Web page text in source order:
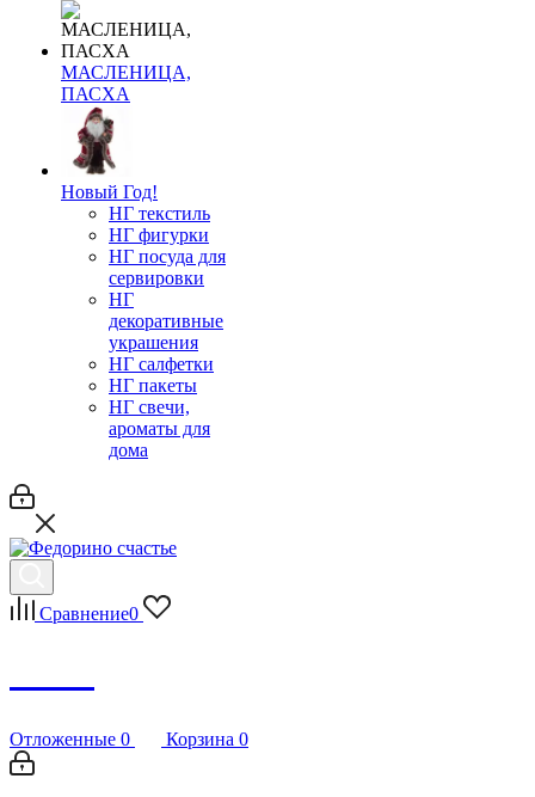
МАСЛЕНИЦА,
ПАСХА
Новый Год!
НГ текстиль
НГ фигурки
НГ посуда для
сервировки
НГ
декоративные
украшения
НГ салфетки
НГ пакеты
НГ свечи,
ароматы для
дома
Сравнение0
Отложенные 0 Корзина 0